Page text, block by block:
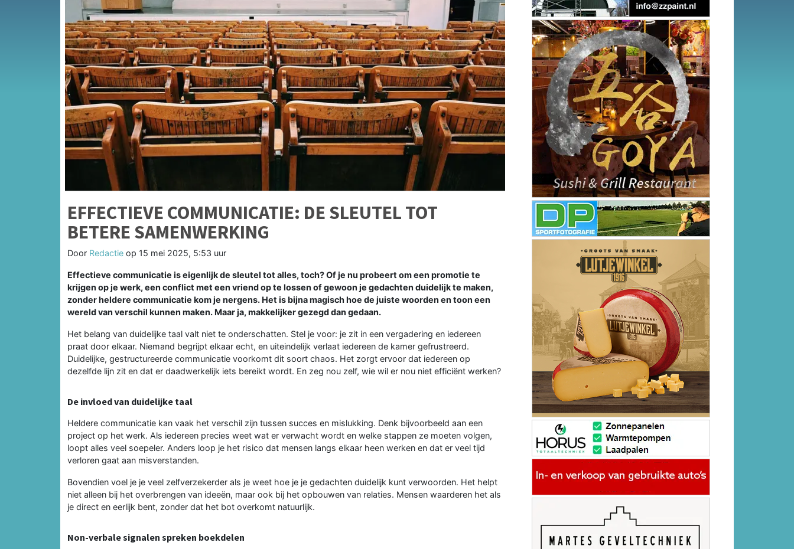
EFFECTIEVE COMMUNICATIE: DE SLEUTEL TOT
BETERE SAMENWERKING
Door Redactie op 15 mei 2025, 5:53 uur
Effectieve communicatie is eigenlijk de sleutel tot alles, toch? Of je nu probeert om een promotie te
krijgen op je werk, een conflict met een vriend op te lossen of gewoon je gedachten duidelijk te maken,
zonder heldere communicatie kom je nergens. Het is bijna magisch hoe de juiste woorden en toon een
wereld van verschil kunnen maken. Maar ja, makkelijker gezegd dan gedaan.
Het belang van duidelijke taal valt niet te onderschatten. Stel je voor: je zit in een vergadering en iedereen
praat door elkaar. Niemand begrijpt elkaar echt, en uiteindelijk verlaat iedereen de kamer gefrustreerd.
Duidelijke, gestructureerde communicatie voorkomt dit soort chaos. Het zorgt ervoor dat iedereen op
dezelfde lijn zit en dat er daadwerkelijk iets bereikt wordt. En zeg nou zelf, wie wil er nou niet efficiënt werken?
De invloed van duidelijke taal
Heldere communicatie kan vaak het verschil zijn tussen succes en mislukking. Denk bijvoorbeeld aan een
project op het werk. Als iedereen precies weet wat er verwacht wordt en welke stappen ze moeten volgen,
loopt alles veel soepeler. Anders loop je het risico dat mensen langs elkaar heen werken en dat er veel tijd
verloren gaat aan misverstanden.
Bovendien voel je je veel zelfverzekerder als je weet hoe je je gedachten duidelijk kunt verwoorden. Het helpt
niet alleen bij het overbrengen van ideeën, maar ook bij het opbouwen van relaties. Mensen waarderen het als
je direct en eerlijk bent, zonder dat het bot overkomt natuurlijk.
Non-verbale signalen spreken boekdelen